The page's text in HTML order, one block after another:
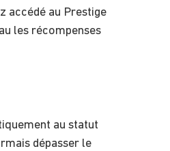
accédé au Prestige
les récompenses
au statut
dépasser le